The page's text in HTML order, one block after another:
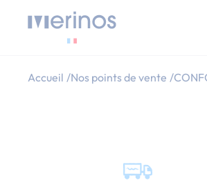
Allez au contenu
Accueil Nos points de vente